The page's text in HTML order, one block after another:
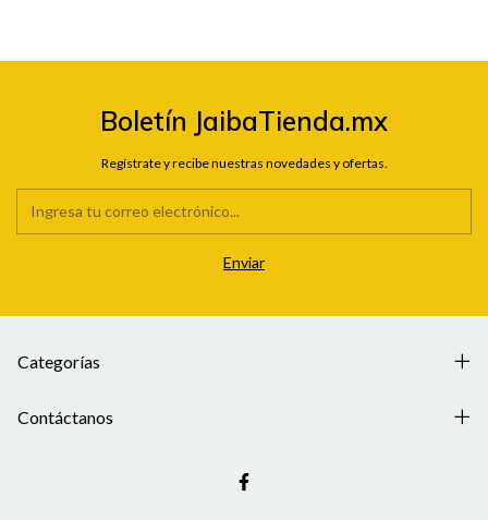
Boletín JaibaTienda.mx
Regístrate y recibe nuestras novedades y ofertas.
Categorías
Contáctanos